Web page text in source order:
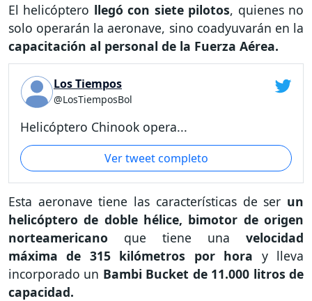
El helicóptero llegó con siete pilotos, quienes no
solo operarán la aeronave, sino coadyuvarán en la
capacitación al personal de la Fuerza Aérea.
Los Tiempos
@LosTiemposBol
Helicóptero Chinook opera...
Ver tweet completo
Esta aeronave tiene las características de ser un
helicóptero de doble hélice, bimotor de origen
norteamericano que tiene una velocidad
máxima de 315 kilómetros por hora y lleva
incorporado un Bambi Bucket de 11.000 litros de
capacidad.